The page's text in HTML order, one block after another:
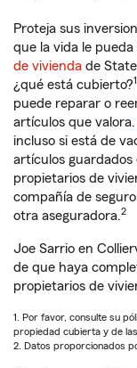
Proteja sus
que la vida le
de vivienda de
¿qué está cubierto?1
puede reparar o
artículos que valora.
incluso si está de
artículos guardados
propietarios de
compañía de
otra aseguradora.2
Joe Sarrio en
de que haya
propietarios de
1. Por favor, consulte su
propiedad cubierta y de
2. Datos proporcionados